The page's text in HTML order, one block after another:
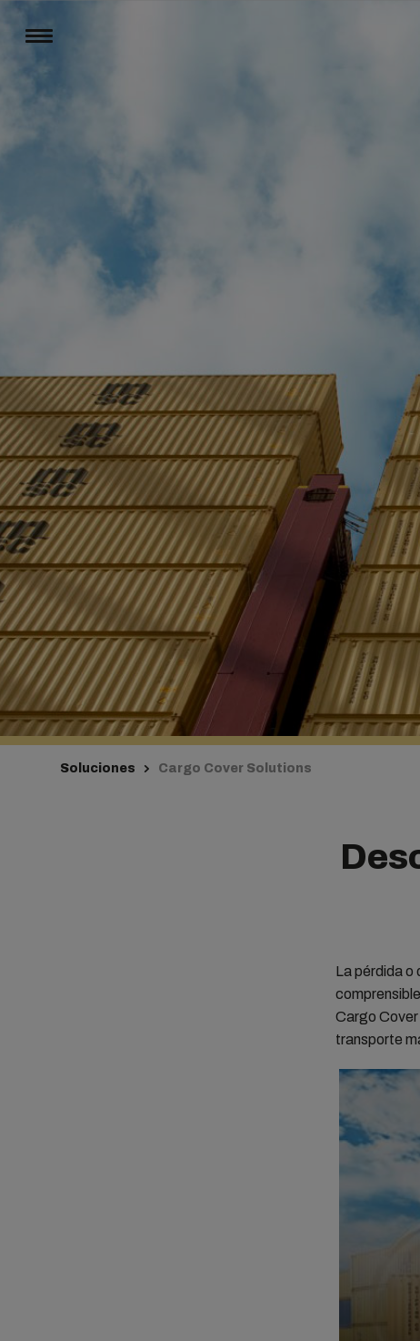
Soluciones Cargo Cover Solutions
La pérdida o
Cargo
transporte